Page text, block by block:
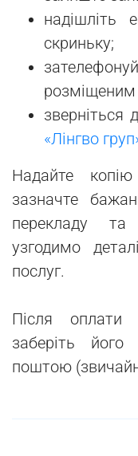
надішліть
скриньку;
розміщеним
зверніться
«Лінгво
Надайте
зазначте
перекладу
узгодимо
послуг.
Після оплати
заберіть
поштою